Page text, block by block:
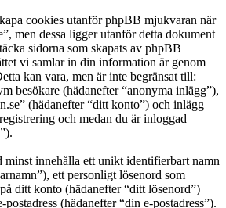
cookies utanför phpBB mjukvaran när
men dessa ligger utanför detta dokument
sidorna som skapats av phpBB
vi samlar in din information är genom
kan vara, men är inte begränsat till:
besökare (hädanefter “anonyma inlägg”),
(hädanefter “ditt konto”) och inlägg
och medan du är inloggad
innehålla ett unikt identifierbart namn
ett personligt lösenord som
ditt konto (hädanefter “ditt lösenord”)
(hädanefter “din e-postadress”).